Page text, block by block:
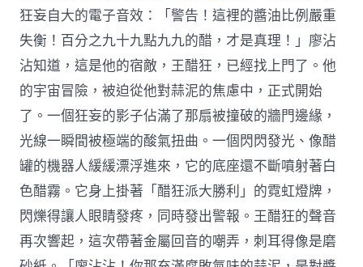
狂妄自大的電子音效：「警告！這裡的醬油比例嚴重
失衡！百分之九十九點九九的醋，才是真理！」廖沾
沾知道，這是他的宿敵，王醋狂，已經找上門了。他
的宇宙冒險，被迫從他對蒜泥的焦慮中，正式開始
了。一個狂妄的影子佔滿了那扇被撞破的牆門邊緣，
光線一瞬間被極端的酸氣扭曲。一個閃閃發光、像醋
罐的機器人緩緩漂浮進來，它的底座還不斷噴射著白
色醋霧。它身上掛著「醋狂派大勝利」的霓虹燈牌，
閃爍得讓人眼睛發疼，同時發出警報。王醋狂的聲音
再次響起，這次帶著金屬回音的嘲弄，刺耳得像是磨